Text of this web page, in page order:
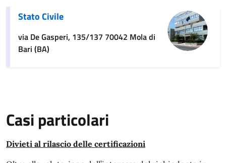
Stato Civile
via De Gasperi, 135/137 70042 Mola di
Bari (BA)
Casi particolari
Divieti al rilascio delle certificazioni